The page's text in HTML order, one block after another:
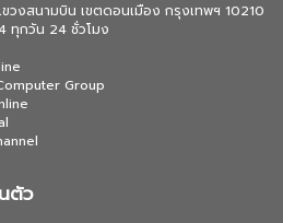
วงสนามบิน เขตดอนเมือง กรุงเทพฯ 10210
ทุกวัน 24 ชั่วโมง
Group
ตัว